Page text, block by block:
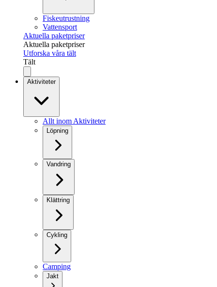
Fiskeutrustning
Vattensport
Aktuella paketpriser
Aktuella paketpriser
Utforska våra tält
Tält
Aktiviteter
Allt inom Aktiviteter
Löpning
Vandring
Klättring
Cykling
Camping
Jakt